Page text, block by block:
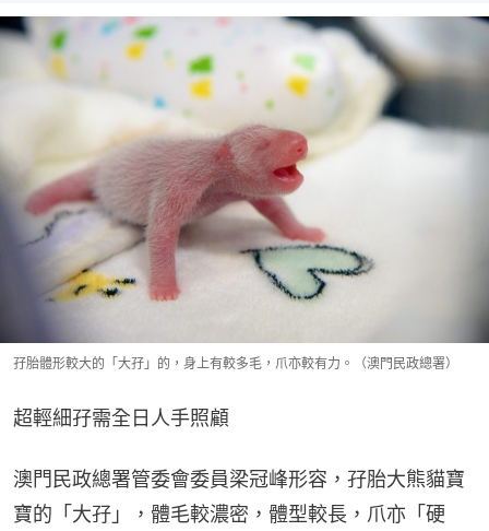
孖胎體形較大的「大孖」的，身上有較多毛，爪亦較有力。（澳門民政總署）
超輕細孖需全日人手照顧
澳門民政總署管委會委員梁冠峰形容，孖胎大熊貓寶
寶的「大孖」，體毛較濃密，體型較長，爪亦「硬